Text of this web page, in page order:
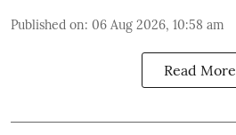
Published on: 06 Aug 2026, 10:58 am
Read More